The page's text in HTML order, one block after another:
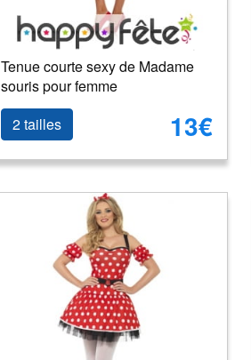
Tenue courte sexy de Madame
souris pour femme
2 tailles
13€